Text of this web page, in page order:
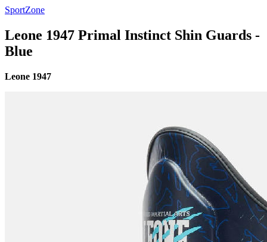
SportZone
Leone 1947 Primal Instinct Shin Guards -
Blue
Leone 1947